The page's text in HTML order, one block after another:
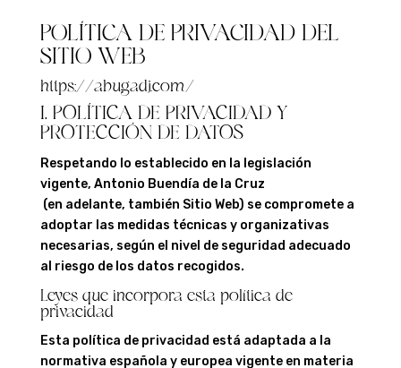
POLÍTICA DE PRIVACIDAD DEL
SITIO WEB
https://abugadj.com/
I. POLÍTICA DE PRIVACIDAD Y
PROTECCIÓN DE DATOS
Respetando lo establecido en la legislación
vigente, Antonio Buendía de la Cruz
(en adelante, también Sitio Web) se compromete a
adoptar las medidas técnicas y organizativas
necesarias, según el nivel de seguridad adecuado
al riesgo de los datos recogidos.
Leyes que incorpora esta política de
privacidad
Esta política de privacidad está adaptada a la
normativa española y europea vigente en materia